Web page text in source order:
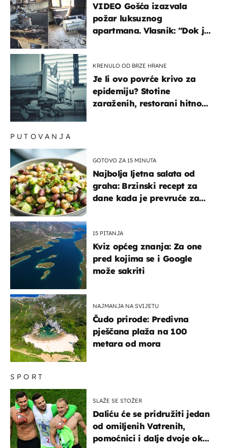
VIDEO Gošća izazvala
požar luksuznog
apartmana. Vlasnik: "Dok je
KRENULO OD BRZE HRANE
Je li ovo povrće krivo za
epidemiju? Stotine
zaraženih, restorani hitno
SPORT
SLAŽE SE STOŽER
Daliću će se pridružiti jedan
od omiljenih Vatrenih,
pomoćnici i dalje dvoje oko
PUTOVANJA
GOTOVO ZA 15 MINUTA
Najbolja ljetna salata od
graha: Brzinski recept za
dane kada je prevruće za
15 PITANJA
Kviz općeg znanja: Za one
pred kojima se i Google
može sakriti
NAJMANJA NA SVIJETU
Čudo prirode: Predivna
pješčana plaža na 100
metara od mora